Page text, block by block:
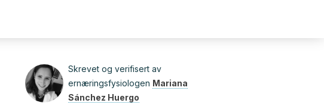
Skrevet og verifisert av
ernæringsfysiologen Mariana
Sánchez Huergo